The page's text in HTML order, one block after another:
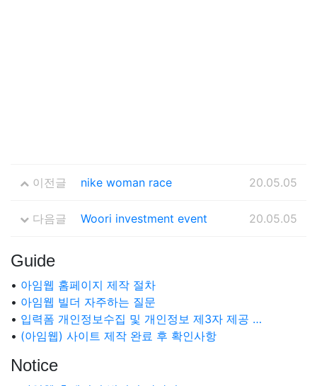
이전글 nike woman race 20.05.05
다음글 Woori investment event 20.05.05
Guide
• 아임웹 홈페이지 제작 절차
• 아임웹 빌더 자주하는 질문
• 입력폼 개인정보수집 및 개인정보 제3자 제공 …
• (아임웹) 사이트 제작 완료 후 확인사항
Notice